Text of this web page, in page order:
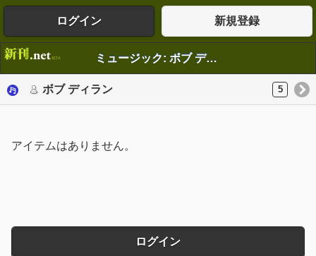
ログイン 新規登録
ミュージック: ボブ ディラン
ボブ ディラン 5
アイテムはありません。
ログイン